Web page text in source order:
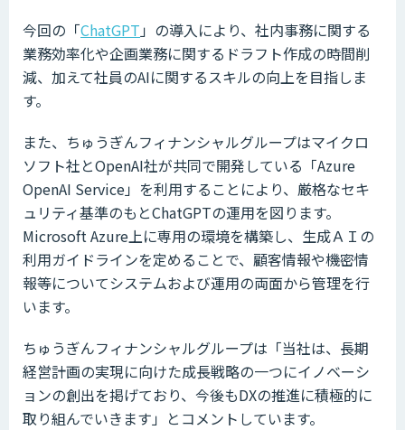
今回の「ChatGPT 」の導入により、社内事務に関する
業務効率化や企画業務に関するドラフト作成の時間削
減、加えて社員のAIに関するスキルの向上を目指しま
す。
また、ちゅうぎんフィナンシャルグループはマイクロ
ソフト社とOpenAI社が共同で開発している「Azure
OpenAI Service」を利用することにより、厳格なセキ
ュリティ基準のもとChatGPTの運用を図ります。
Microsoft Azure上に専用の環境を構築し、生成ＡＩの
利用ガイドラインを定めることで、顧客情報や機密情
報等についてシステムおよび運用の両面から管理を行
います。
ちゅうぎんフィナンシャルグループは「当社は、長期
経営計画の実現に向けた成長戦略の一つにイノベーシ
ョンの創出を掲げており、今後もDXの推進に積極的に
取り組んでいきます」とコメントしています。